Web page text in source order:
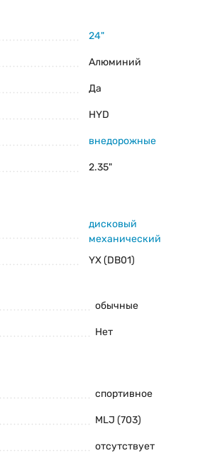
24"
Алюминий
Да
HYD
внедорожные
2.35"
дисковый
механический
YX (DB01)
обычные
Нет
спортивное
MLJ (703)
отсутствует